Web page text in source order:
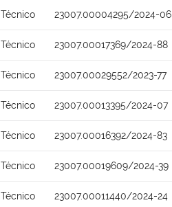
Técnico 23007.00004295/2024-06
Técnico 23007.00017369/2024-88
Técnico 23007.00029552/2023-77
Técnico 23007.00013395/2024-07
Técnico 23007.00016392/2024-83
Técnico 23007.00019609/2024-39
Técnico 23007.00011440/2024-24